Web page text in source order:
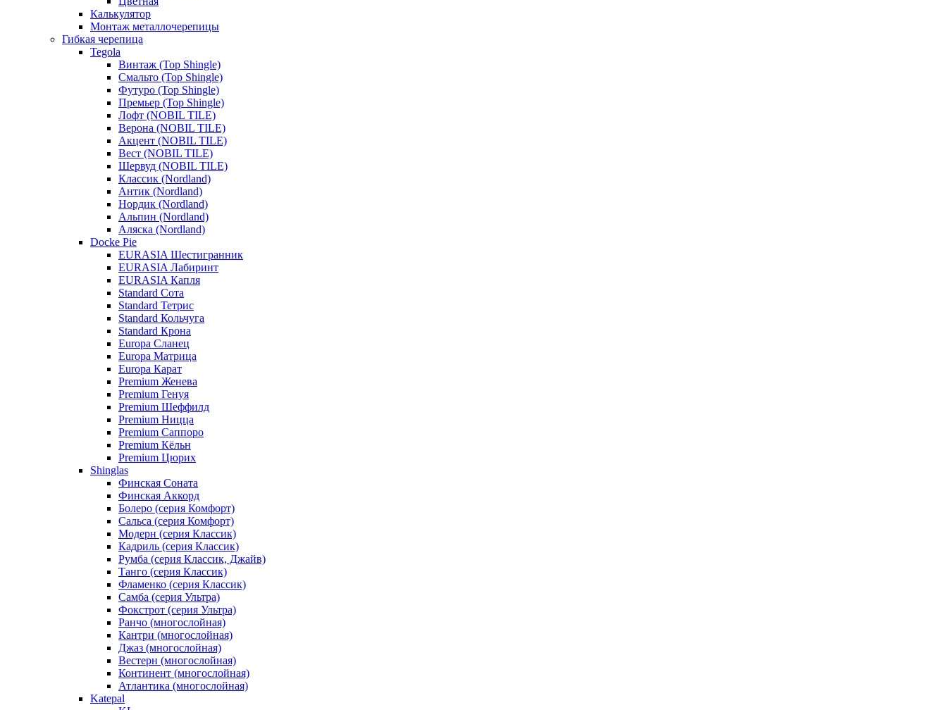
Калькулятор
Монтаж металлочерепицы
Гибкая черепица
Tegola
Винтаж (Top Shingle)
Смальто (Top Shingle)
Футуро (Top Shingle)
Премьер (Top Shingle)
Лофт (NOBIL TILE)
Верона (NOBIL TILE)
Акцент (NOBIL TILE)
Вест (NOBIL TILE)
Шервуд (NOBIL TILE)
Классик (Nordland)
Антик (Nordland)
Нордик (Nordland)
Альпин (Nordland)
Аляска (Nordland)
Docke Pie
EURASIA Шестигранник
EURASIA Лабиринт
EURASIA Капля
Standard Сота
Standard Тетрис
Standard Кольчуга
Standard Крона
Europa Сланец
Europa Матрица
Europa Карат
Premium Женева
Premium Генуя
Premium Шеффилд
Premium Ницца
Premium Саппоро
Premium Кёльн
Premium Цюрих
Shinglas
Финская Соната
Финская Аккорд
Болеро (серия Комфорт)
Сальса (серия Комфорт)
Модерн (серия Классик)
Кадриль (серия Классик)
Румба (серия Классик, Джайв)
Танго (серия Классик)
Фламенко (серия Классик)
Самба (серия Ультра)
Фокстрот (серия Ультра)
Ранчо (многослойная)
Кантри (многослойная)
Джаз (многослойная)
Вестерн (многослойная)
Континент (многослойная)
Атлантика (многослойная)
Katepal